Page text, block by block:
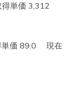
得単価 3,312
単価 89.0 現在